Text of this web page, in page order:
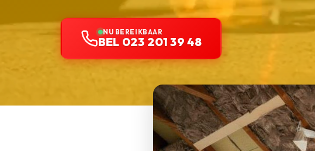
NU BEREIKBAAR
BEL 023 201 39 48